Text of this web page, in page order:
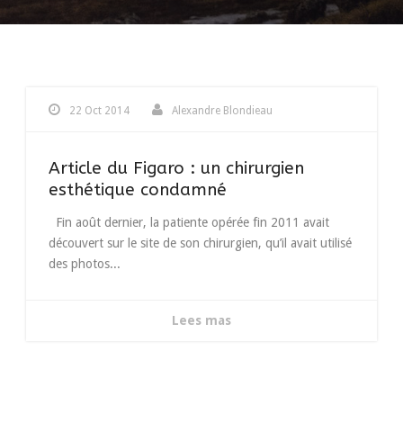
22 Oct 2014 Alexandre Blondieau
Article du Figaro : un chirurgien
esthétique condamné
Fin août dernier, la patiente opérée fin 2011 avait
découvert sur le site de son chirurgien, qu’il avait utilisé
des photos...
Lees mas